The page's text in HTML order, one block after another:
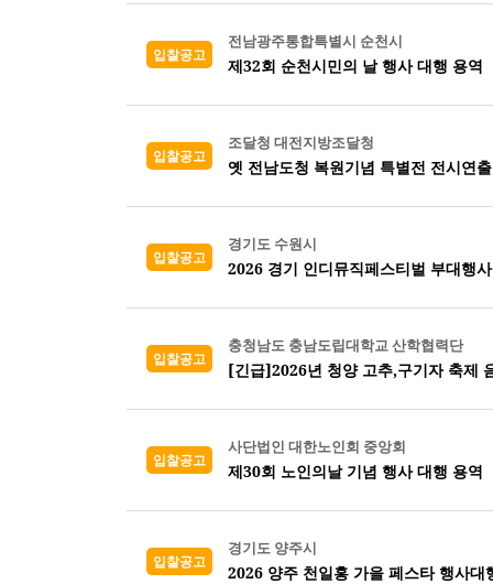
입찰공고
전남광주통합특별시 순천시
제32회 순천시민의 날 행사 대행 용역
입찰공고
조달청 대전지방조달청
옛 전남도청 복원기념 특별전 전시연
입찰공고
경기도 수원시
2026 경기 인디뮤직페스티벌 부대행
입찰공고
충청남도 충남도립대학교 산학협력단
[긴급]2026년 청양 고추,구기자 축제
입찰공고
사단법인 대한노인회 중앙회
제30회 노인의날 기념 행사 대행 용역
입찰공고
경기도 양주시
2026 양주 천일홍 가을 페스타 행사대